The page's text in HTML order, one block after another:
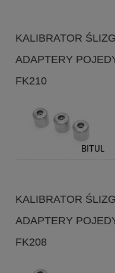
KALIBRATOR
ADAPTERY
FK210
KALIBRATOR
ADAPTERY
FK208